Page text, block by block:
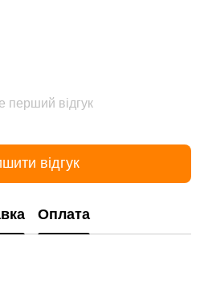
перший відгук
відгук
Оплата